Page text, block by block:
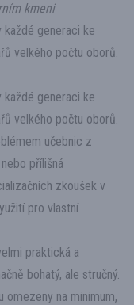
kmeni
každé generaci ke
velkého počtu oborů.
každé generaci ke
velkého počtu oborů.
učebnic z
přílišná
zkoušek v
pro vlastní
praktická a
bohatý, ale stručný.
na minimum,